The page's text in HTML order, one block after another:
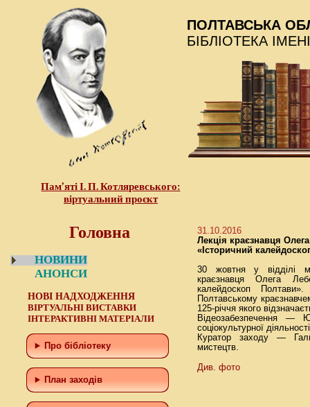
Пам’яті І. П. Котляревського:
віртуальний проєкт
ПОЛТАВСЬКА
БІБЛІОТЕКА
Головна
НОВИНИ
АНОНСИ
НОВІ НАДХОДЖЕННЯ
ВІРТУАЛЬНІ ВИСТАВКИ
ІНТЕРАКТИВНІ МАТЕРІАЛИ
Про бібліотеку
План заходів
31.10.2016
Лекція краєзнавця
«Історичний
30 жовтня у відділі
краєзнавця Олега
калейдоскоп
Полтавському
125-річчя якого
Відеозабезпечення —
соціокультурної
Куратор заходу —
мистецтв.
Див. фото